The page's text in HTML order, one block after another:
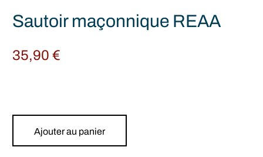
Sautoir maçonnique REAA
35,90€
Ajouter au panier